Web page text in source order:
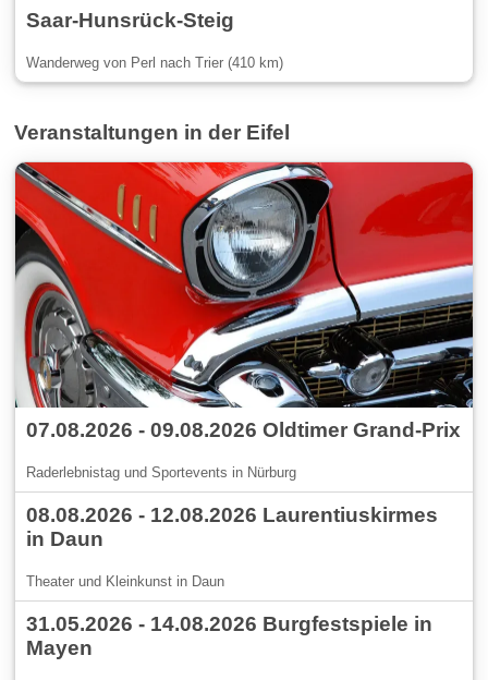
Saar-Hunsrück-Steig
Wanderweg von Perl nach Trier (410 km)
Veranstaltungen in der Eifel
07.08.2026 - 09.08.2026 Oldtimer Grand-Prix
Raderlebnistag und Sportevents in Nürburg
08.08.2026 - 12.08.2026 Laurentiuskirmes
in Daun
Theater und Kleinkunst in Daun
31.05.2026 - 14.08.2026 Burgfestspiele in
Mayen